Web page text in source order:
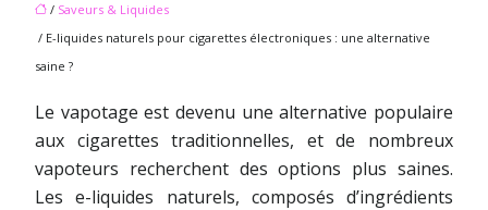
/ Saveurs & Liquides
/ E-liquides naturels pour cigarettes électroniques : une alternative
saine ?
Le vapotage est devenu une alternative populaire
aux cigarettes traditionnelles, et de nombreux
vapoteurs recherchent des options plus saines.
Les e-liquides naturels, composés d’ingrédients